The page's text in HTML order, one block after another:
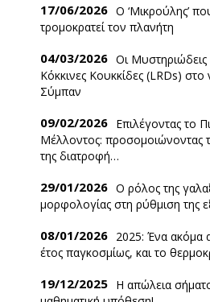
17/06/2026 Ο ‘Mικρούλης’
τρομοκρατεί τον πλανήτη
04/03/2026 Οι Μυστηριώδεις
Κόκκινες Κουκκίδες (LRDs) στο
Σύμπαν
09/02/2026 Επιλέγοντας το
Μέλλοντος: προσομοιώνοντας
της διατροφή…
29/01/2026 Ο ρόλος της
μορφολογίας στη ρύθμιση της
08/01/2026 2025: Ένα ακόμα
έτος παγκοσμίως, και το
19/12/2025 Η απώλεια